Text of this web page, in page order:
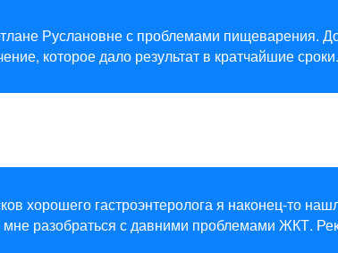
Руслановне с проблемами пищеварения.
которое дало результат в кратчайшие
хорошего гастроэнтеролога я наконец-то
мне разобраться с давними проблемами ЖКТ.